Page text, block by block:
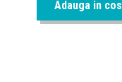
Adauga in cos